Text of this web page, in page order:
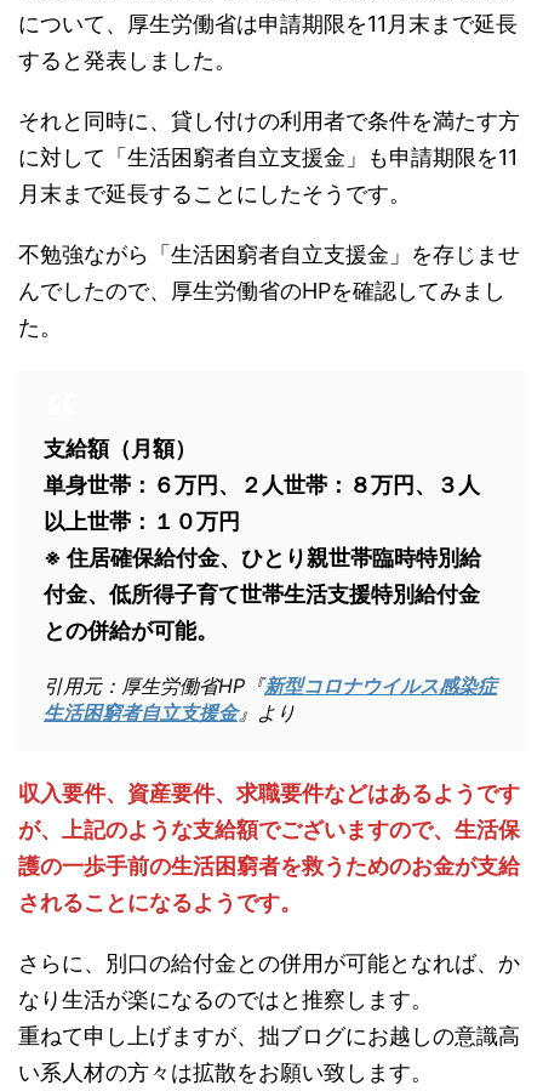
について、厚生労働省は申請期限を11月末まで延長
すると発表しました。
それと同時に、貸し付けの利用者で条件を満たす方
に対して「生活困窮者自立支援金」も申請期限を11
月末まで延長することにしたそうです。
不勉強ながら「生活困窮者自立支援金」を存じませ
んでしたので、厚生労働省のHPを確認してみまし
た。
支給額（月額）
単身世帯：６万円、２人世帯：８万円、３人
以上世帯：１０万円
※ 住居確保給付金、ひとり親世帯臨時特別給
付金、低所得子育て世帯生活支援特別給付金
との併給が可能。
引用元：厚生労働省HP『新型コロナウイルス感染症
生活困窮者自立支援金』より
収入要件、資産要件、求職要件などはあるようです
が、上記のような支給額でございますので、生活保
護の一歩手前の生活困窮者を救うためのお金が支給
されることになるようです。
さらに、別口の給付金との併用が可能となれば、か
なり生活が楽になるのではと推察します。
重ねて申し上げますが、拙ブログにお越しの意識高
い系人材の方々は拡散をお願い致します。